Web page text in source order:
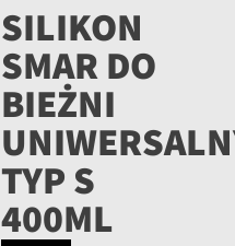
SILIKON
SMAR DO
BIEŻNI
TYP S
400ML